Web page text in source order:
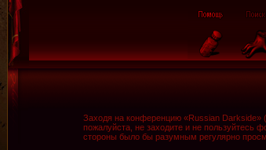
Заходя на конференцию «Russian
пожалуйста, не заходите и не
стороны было бы разумным регулярно